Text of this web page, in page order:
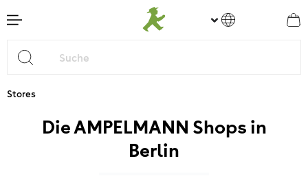
springen
Stores
Die AMPELMANN Shops in
Berlin